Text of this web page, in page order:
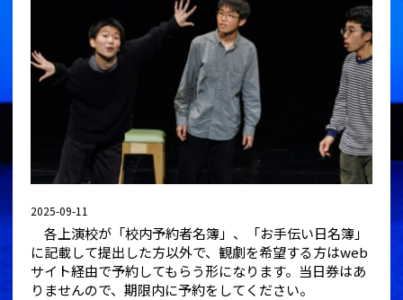
2025-09-11
各上演校が「校内予約者名簿」、「お手伝い日名簿」
に記載して提出した方以外で、観劇を希望する方はweb
サイト経由で予約してもらう形になります。当日券はあ
りませんので、期限内に予約をしてください。